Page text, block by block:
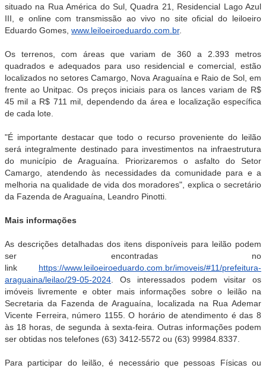
situado na Rua América do Sul, Quadra 21, Residencial Lago Azul
III, e online com transmissão ao vivo no site oficial do leiloeiro
Eduardo Gomes, www.leiloeiroeduardo.com.br.
Os terrenos, com áreas que variam de 360 a 2.393 metros
quadrados e adequados para uso residencial e comercial, estão
localizados no setores Camargo, Nova Araguaína e Raio de Sol, em
frente ao Unitpac. Os preços iniciais para os lances variam de R$
45 mil a R$ 711 mil, dependendo da área e localização específica
de cada lote.
"É importante destacar que todo o recurso proveniente do leilão
será integralmente destinado para investimentos na infraestrutura
do município de Araguaína. Priorizaremos o asfalto do Setor
Camargo, atendendo às necessidades da comunidade para e a
melhoria na qualidade de vida dos moradores", explica o secretário
da Fazenda de Araguaína, Leandro Pinotti.
Mais informações
As descrições detalhadas dos itens disponíveis para leilão podem
ser encontradas no
link https://www.leiloeiroeduardo.com.br/imoveis/#11/prefeitura-
araguaina/leilao/29-05-2024 . Os interessados podem visitar os
imóveis livremente e obter mais informações sobre o leilão na
Secretaria da Fazenda de Araguaína, localizada na Rua Ademar
Vicente Ferreira, número 1155. O horário de atendimento é das 8
às 18 horas, de segunda à sexta-feira. Outras informações podem
ser obtidas nos telefones (63) 3412-5572 ou (63) 99984.8337.
Para participar do leilão, é necessário que pessoas Físicas ou